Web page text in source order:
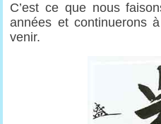
C’est ce que nous
années et continuerons
venir.